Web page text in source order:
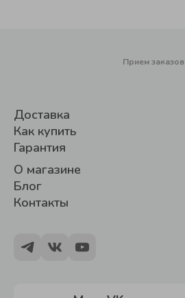
Доставка
Как купить
Гарантия
О магазине
Блог
Контакты
Прием заказов